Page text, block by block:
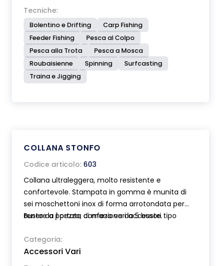
Prodotto deperibile da conservare in frigo.
Contenuto boccetta: 10 gr.
Tecniche:
Bolentino e Drifting
Carp Fishing
Feeder Fishing
Pesca al Colpo
Pesca alla Trota
Pesca a Mosca
Roubaisienne
Spinning
Surfcasting
Traina e Jigging
COLLANA STONFO
Codice articolo: 603
Collana ultraleggera, molto resistente e
confortevole. Stampata in gomma è munita di
sei moschettoni inox di forma arrotondata per
tenere a portata di mano vari accessori tipo
Una speciale clip permette di assicurare la collana
bloccandola alla cintura o alla camicia. Gli
accessori non sono inclusi. Lunghezza 105 cm.
Busta da 1 pezzo, confezione da 5 buste.
Categoria:
Accessori Vari